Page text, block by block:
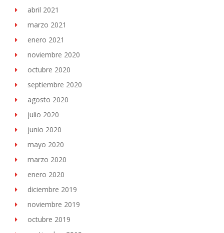
abril 2021
marzo 2021
enero 2021
noviembre 2020
octubre 2020
septiembre 2020
agosto 2020
julio 2020
junio 2020
mayo 2020
marzo 2020
enero 2020
diciembre 2019
noviembre 2019
octubre 2019